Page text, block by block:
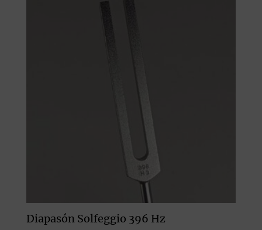
Diapasón Solfeggio 396 Hz